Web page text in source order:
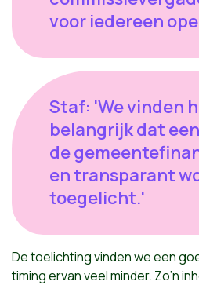
voor iedereen
Staf: 'We vinden
belangrijk dat
de
en transparant
toegelicht.'
De toelichting vinden we een
timing ervan veel minder. Zo’n